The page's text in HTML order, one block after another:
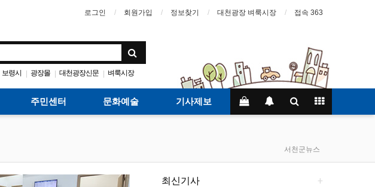
로그인 회원가입 정보찾기 대천광장 벼룩시장 접속 363
보령시 | 광장몰 | 대천광장신문 | 벼룩시장
주민센터 문화예술 기사제보
서천군뉴스
+
최신기사